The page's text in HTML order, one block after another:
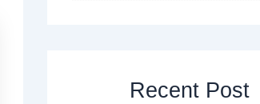
Recent Post